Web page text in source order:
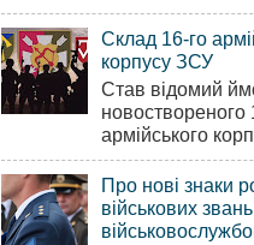
Склад 16-го
корпусу ЗСУ
Став відомий
новоствореного
армійського
Про нові знаки
військових звань